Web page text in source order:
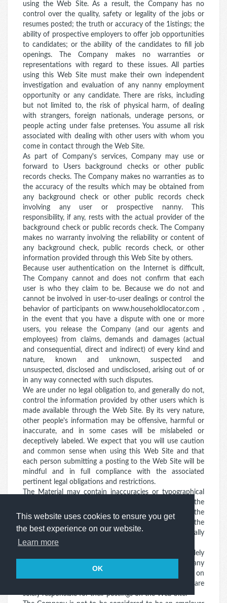
This website uses cookies to ensure you get
the best experience on our website.
Learn more
OK
using the Web Site. As a result, the Company has no
control over the quality, safety or legality of the jobs or
resumes posted; the truth or accuracy of the 1istings; the
ability of prospective employers to offer job opportunities
to candidates; or the ability of the candidates to fill job
openings. The Company makes no warranties or
representations with regard to these issues. All parties
using this Web Site must make their own independent
investigation and evaluation of any nanny employment
opportunity or any candidate. There are risks, including
but not limited to, the risk of physical harm, of dealing
with strangers, foreign nationals, underage persons, or
people acting under false pretenses. You assume all risk
associated with dealing with other users with whom you
come in contact through the Web Site.
As part of Company's services, Company may use or
forward to Users background checks or other public
records checks. The Company makes no warranties as to
the accuracy of the results which may be obtained from
any background check or other public records check
involving any user or prospective nanny. This
responsibility, if any, rests with the actual provider of the
background check or public records check. The Company
makes no warranty involving the reliability or content of
any background check, public records check, or other
information provided through this Web Site by others.
Because user authentication on the Internet is difficult,
The Company cannot and does not confirm that each
user is who they claim to be. Because we do not and
cannot be involved in user-to-user dealings or control the
behavior of participants on www.householdlocator.com ,
in the event that you have a dispute with one or more
users, you release the Company (and our agents and
employees) from claims, demands and damages (actual
and consequential, direct and indirect) of every kind and
nature, known and unknown, suspected and
unsuspected, disclosed and undisclosed, arising out of or
in any way connected with such disputes.
We are under no legal obligation to, and generally do not,
control the information provided by other users which is
made available through the Web Site. By its very nature,
other people's information may be offensive, harmful or
inaccurate, and in some cases will be mislabeled or
deceptively labeled. We expect that you will use caution
and common sense when using this Web Site and that
each person submitting a posting to the Web Site will be
mindful and in full compliance with the associated
pertinent legal obligations and restrictions.
The Material may contain inaccuracies or typographical
errors. The Company makes no representations about the
accuracy, reliability, completeness, or timeliness of the
Web Site or the Material. The use of the Web Site and the
Material is at your own risk. Changes are periodically
made to the Web Site and may be made at any time.
You acknowledge and agree that you are solely
responsible for the form, content and accuracy of any
resume or material contained therein placed by you on
the Web Site. Prospective Household Employers are
solely responsible for their postings on the Web Site.